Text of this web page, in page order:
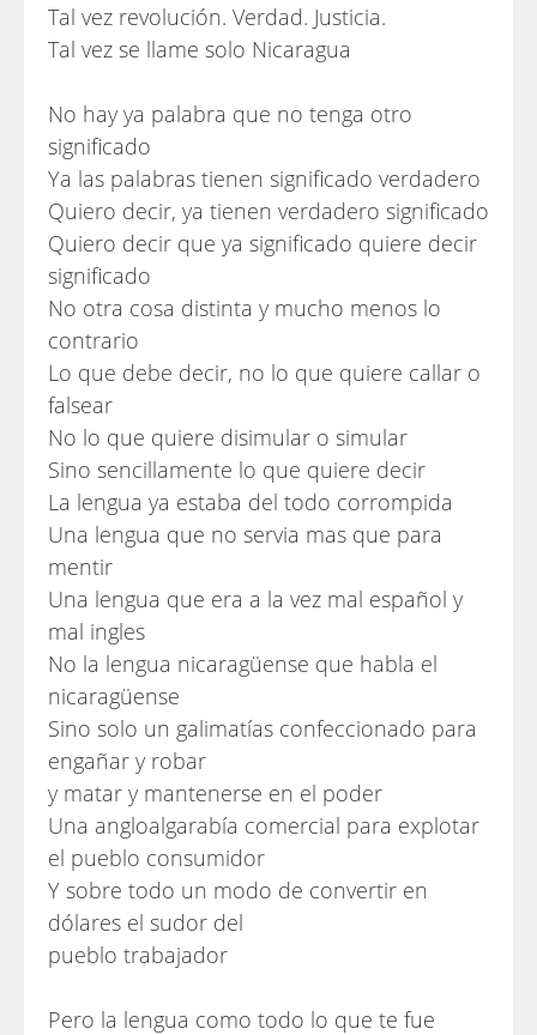
Tal vez revolución. Verdad. Justicia.
Tal vez se llame solo Nicaragua
No hay ya palabra que no tenga otro
significado
Ya las palabras tienen significado verdadero
Quiero decir, ya tienen verdadero significado
Quiero decir que ya significado quiere decir
significado
No otra cosa distinta y mucho menos lo
contrario
Lo que debe decir, no lo que quiere callar o
falsear
No lo que quiere disimular o simular
Sino sencillamente lo que quiere decir
La lengua ya estaba del todo corrompida
Una lengua que no servia mas que para
mentir
Una lengua que era a la vez mal español y
mal ingles
No la lengua nicaragüense que habla el
nicaragüense
Sino solo un galimatías confeccionado para
engañar y robar
y matar y mantenerse en el poder
Una angloalgarabía comercial para explotar
el pueblo consumidor
Y sobre todo un modo de convertir en
dólares el sudor del
pueblo trabajador
Pero la lengua como todo lo que te fue